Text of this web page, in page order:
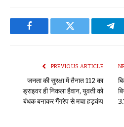
Facebook Twitter
PREVIOUS ARTICLE
जनता की सुरक्षा में तैनात 112 का
ड्राइवर ही निकला हैवान, युवती को
बंधक बनाकर गैंगरेप से मचा हड़कंप